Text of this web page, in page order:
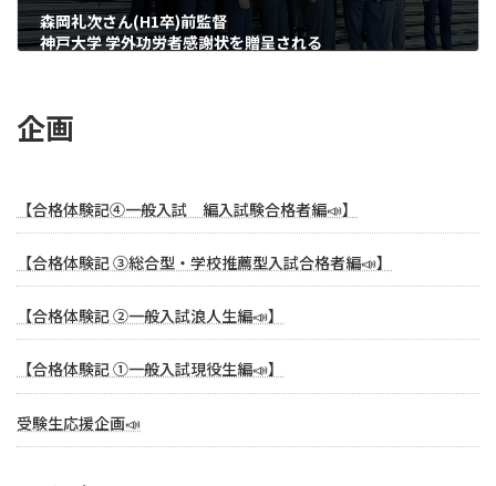
森岡礼次さん(H1卒)前監督
神戸大学 学外功労者感謝状を贈呈される
企画
【合格体験記④一般入試 編入試験合格者編📣】
【合格体験記 ③総合型・学校推薦型入試合格者編📣】
【合格体験記 ②一般入試浪人生編📣】
【合格体験記 ①一般入試現役生編📣】
受験生応援企画📣